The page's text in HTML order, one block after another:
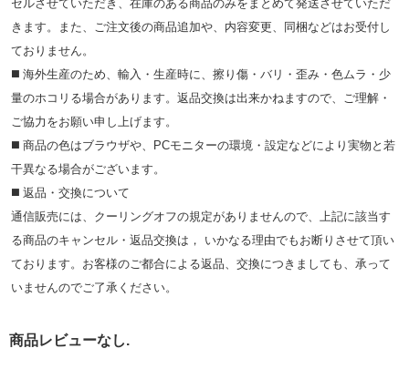
セルさせていただき、在庫のある商品のみをまとめて発送させていただ
きます。また、ご注文後の商品追加や、内容変更、同梱などはお受付し
ておりません。
◼️ 海外⽣産のため、輸⼊・⽣産時に、擦り傷・バリ・歪み・色ムラ・少
量のホコリる場合があります。返品交換は出来かねますので、ご理解・
ご協⼒をお願い申し上げます。
◼️ 商品の⾊はブラウザや、PCモニターの環境・設定などにより実物と若
⼲異なる場合がございます。
◼️ 返品・交換について
通信販売には、クーリングオフの規定がありませんので、上記に該当す
る商品のキャンセル・返品交換は， いかなる理由でもお断りさせて頂い
ております。お客様のご都合による返品、交換につきましても、承って
いませんのでご了承ください。
商品レビューなし.